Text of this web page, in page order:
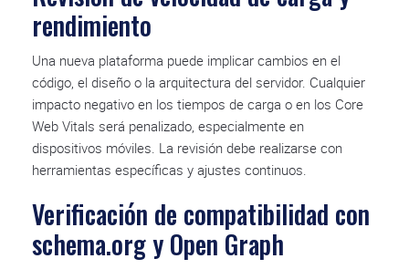
rendimiento
Una nueva plataforma puede implicar cambios en el
código, el diseño o la arquitectura del servidor. Cualquier
impacto negativo en los tiempos de carga o en los Core
Web Vitals será penalizado, especialmente en
dispositivos móviles. La revisión debe realizarse con
herramientas específicas y ajustes continuos.
Verificación de compatibilidad con
schema.org y Open Graph